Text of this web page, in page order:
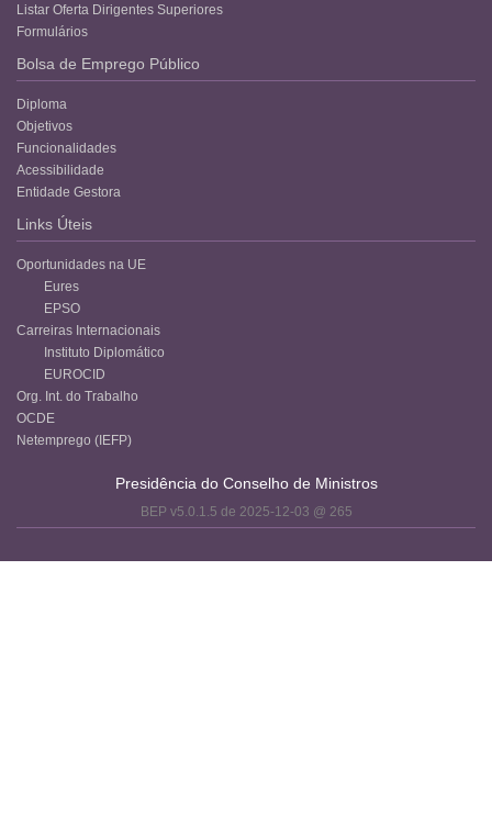
Listar Oferta Dirigentes Superiores
Formulários
Bolsa de Emprego Público
Diploma
Objetivos
Funcionalidades
Acessibilidade
Entidade Gestora
Links Úteis
Oportunidades na UE
Eures
EPSO
Carreiras Internacionais
Instituto Diplomático
EUROCID
Org. Int. do Trabalho
OCDE
Netemprego (IEFP)
Presidência do Conselho de Ministros
BEP v5.0.1.5 de 2025-12-03 @ 265